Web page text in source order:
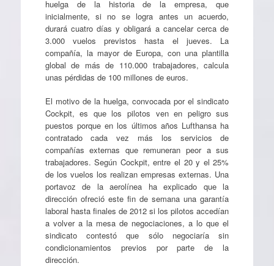
huelga de la historia de la empresa, que
inicialmente, si no se logra antes un acuerdo,
durará cuatro días y obligará a cancelar cerca de
3.000 vuelos previstos hasta el jueves. La
compañía, la mayor de Europa, con una plantilla
global de más de 110.000 trabajadores, calcula
unas pérdidas de 100 millones de euros.
El motivo de la huelga, convocada por el sindicato
Cockpit, es que los pilotos ven en peligro sus
puestos porque en los últimos años Lufthansa ha
contratado cada vez más los servicios de
compañías externas que remuneran peor a sus
trabajadores. Según Cockpit, entre el 20 y el 25%
de los vuelos los realizan empresas externas. Una
portavoz de la aerolínea ha explicado que la
dirección ofreció este fin de semana una garantía
laboral hasta finales de 2012 si los pilotos accedían
a volver a la mesa de negociaciones, a lo que el
sindicato contestó que sólo negociaría sin
condicionamientos previos por parte de la
dirección.